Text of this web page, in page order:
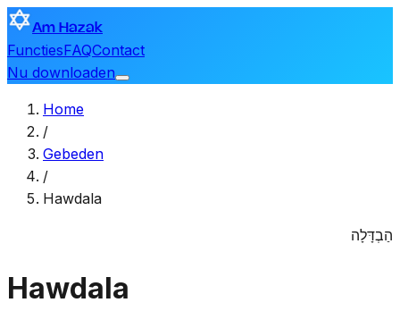
Am Hazak
FunctiesFAQContact
Nu downloaden
Home
/
Gebeden
/
Hawdala
הַבְדָּלָה
Hawdala